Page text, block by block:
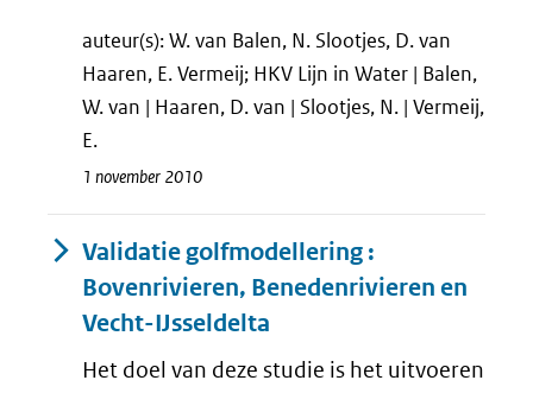
auteur(s): W. van Balen, N. Slootjes, D. van
Haaren, E. Vermeij; HKV Lijn in Water | Balen,
W. van | Haaren, D. van | Slootjes, N. | Vermeij,
E.
1 november 2010
Validatie golfmodellering :
Bovenrivieren, Benedenrivieren en
Vecht-IJsseldelta
Het doel van deze studie is het uitvoeren